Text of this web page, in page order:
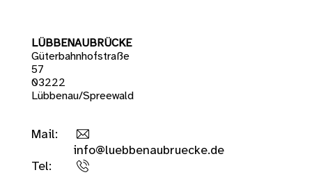
LÜBBENAUBRÜCKE
Güterbahnhofstraße
57
03222
Lübbenau/Spreewald
Mail:
info@luebbenaubruecke.de
Tel: